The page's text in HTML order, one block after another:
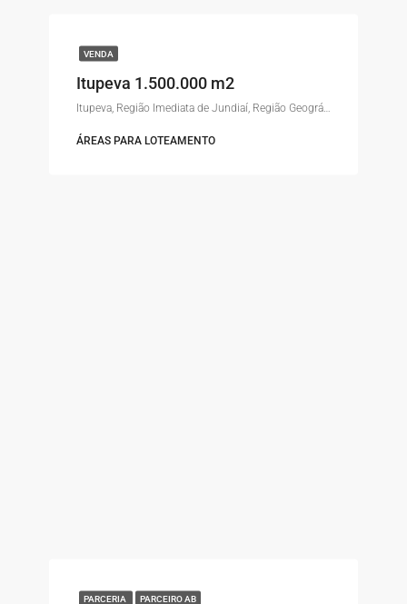
VENDA
Itupeva 1.500.000 m2
Itupeva, Região Imediata de Jundiaí, Região Geográfica Intermediária de Campinas, São Paulo, Região Sudeste, Brasil
ÁREAS PARA LOTEAMENTO
PARCERIA PARCEIRO AB